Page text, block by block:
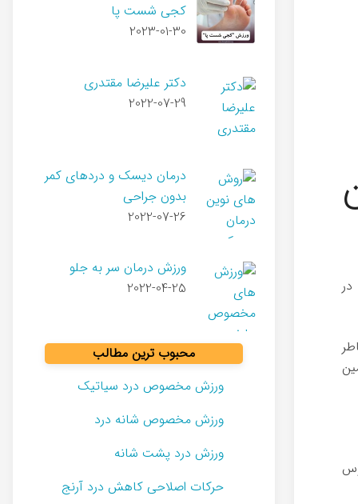
کجی شست پا
2023-01-30
دکتر علیرضا مقتدری
2022-07-29
درمان دیسک و دردهای کمر
بدون جراحی
2022-07-26
ورزش درمان سر به جلو
2022-04-25
محبوب ترین مطالب
ورزش مخصوص درد سیاتیک
ورزش مخصوص شانه درد
ورزش درد پشت شانه
حرکات اصلاحی کاهش درد آرنج